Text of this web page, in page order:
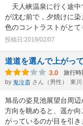
天人峡温泉に行く途中
が沈む前で，夕焼けに
色のコントラストがとて
投稿日:2019/02/07
道道を選んで上がっ
3.0 旅行時
by 鬼泣斎 さん（男性） 東
旭岳の姿見池展望台周
方向を眺めると、遥か
がっているのが目を引き